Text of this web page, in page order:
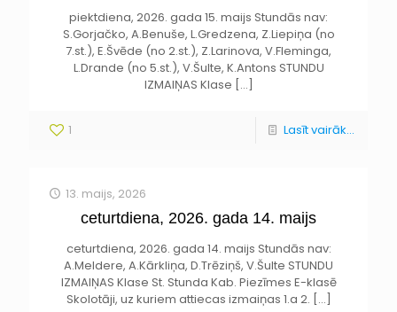
piektdiena, 2026. gada 15. maijs Stundās nav:
S.Gorjačko, A.Benuše, L.Gredzena, Z.Liepiņa (no
7.st.), E.Švēde (no 2.st.), Z.Larinova, V.Fleminga,
L.Drande (no 5.st.), V.Šulte, K.Antons STUNDU
IZMAIŅAS Klase […]
1 Lasīt vairāk...
13. maijs, 2026
ceturtdiena, 2026. gada 14. maijs
ceturtdiena, 2026. gada 14. maijs Stundās nav:
A.Meldere, A.Kārkliņa, D.Trēziņš, V.Šulte STUNDU
IZMAIŅAS Klase St. Stunda Kab. Piezīmes E-klasē
Skolotāji, uz kuriem attiecas izmaiņas 1.a 2. […]